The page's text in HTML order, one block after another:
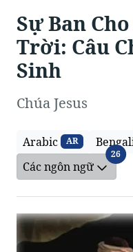
Sự Ban
Trời: Câu
Sinh
Chúa Jesus
Arabic AR
Các ngôn ngữ
26